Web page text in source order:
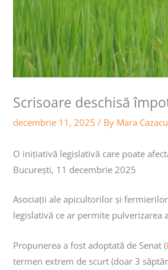
Scrisoare deschisă
decembrie 11, 2025 / By Mara Cazacu
O inițiativă legislativă care poate
București, 11 decembrie 2025
Asociații ale apicultorilor și
legislativă ce ar permite pulverizarea
Propunerea a fost adoptată de Senat (
termen extrem de scurt (doar 3